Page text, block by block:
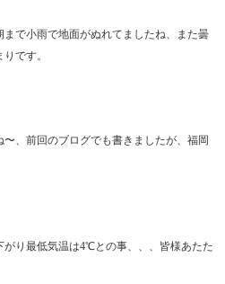
で小雨で地面がぬれてましたね、また曇
です。
、前回のブログでも書きましたが、福岡
り最低気温は4℃との事、、、皆様あたた